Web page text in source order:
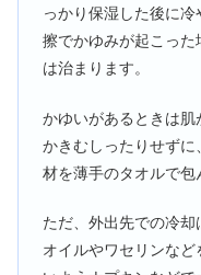
っかり保湿した後に
擦でかゆみが起こっ
は治まります。
かゆいがあるときは肌
かきむしったりせず
材を薄手のタオルで包
ただ、外出先での冷
オイルやワセリンな